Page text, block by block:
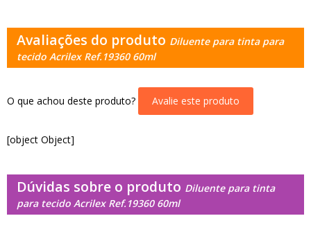
Avaliações do produto Diluente para tinta para
tecido Acrilex Ref.19360 60ml
O que achou deste produto? Avalie este produto
[object Object]
Dúvidas sobre o produto Diluente para tinta
para tecido Acrilex Ref.19360 60ml